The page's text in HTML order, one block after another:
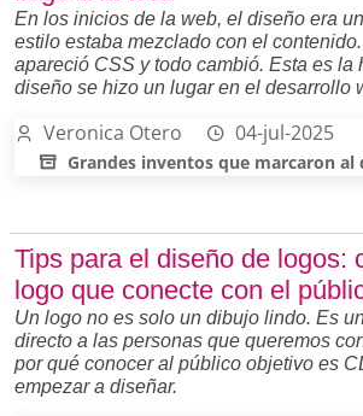
En los inicios de la web, el diseño era
estilo estaba mezclado con el
apareció CSS y todo cambió. Esta es la
diseño se hizo un lugar en el desarrollo
Veronica Otero 04-jul-2025
Grandes inventos que marcaron al
Tips para el diseño de logos:
logo que conecte con el
Un logo no es solo un dibujo lindo. Es
directo a las personas que queremos
por qué conocer al público objetivo es
empezar a diseñar.